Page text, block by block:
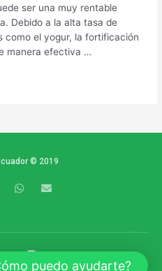
ser una muy rentable
Debido a la alta tasa de
como el yogur, la fortificación
manera efectiva …
© 2019
h
a
p
n
o
e
BY
puedo ayudarte?